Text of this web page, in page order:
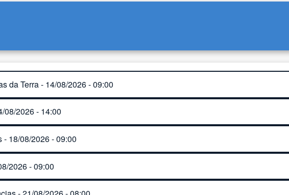
da Terra - 14/08/2026 - 09:00
08/2026 - 14:00
18/08/2026 - 09:00
2026 - 09:00